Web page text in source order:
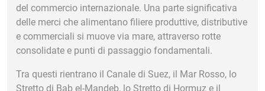
del commercio internazionale. Una parte significativa
delle merci che alimentano filiere produttive, distributive
e commerciali si muove via mare, attraverso rotte
consolidate e punti di passaggio fondamentali.
Tra questi rientrano il Canale di Suez, il Mar Rosso, lo
Stretto di Bab el-Mandeb, lo Stretto di Hormuz e il